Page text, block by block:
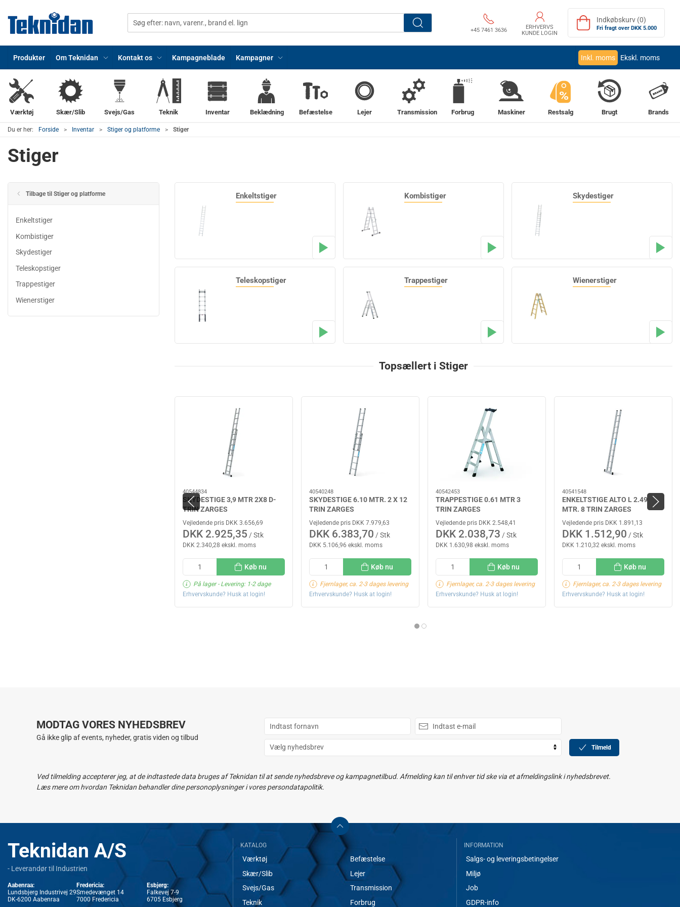
+45 7461 3636
ERHVERVS
KUNDE LOGIN
Indkøbskurv (0)
Fri fragt over DKK 5.000
Produkter Om Teknidan Kontakt os Kampagneblade Kampagner Inkl. moms Ekskl. moms
Værktøj Skær/Slib Svejs/Gas Teknik Inventar Beklædning Befæstelse Lejer Transmission Forbrug Maskiner
%
Restsalg Brugt Brands
Du er her: Forside Inventar Stiger og platforme Stiger
Stiger
Tilbage til Stiger og platforme
Enkeltstiger
Kombistiger
Skydestiger
Teleskopstiger
Trappestiger
Wienerstiger
Enkeltstiger Kombistiger Skydestiger
Teleskopstiger Trappestiger Wienerstiger
Topsællert i Stiger
40544834
SKYDESTIGE 3,9 MTR 2X8 D-
TRIN ZARGES
Vejledende pris DKK 3.656,69
DKK 2.925,35 / Stk
DKK 2.340,28 ekskl. moms
Køb nu
På lager- Levering: 1-2 dage
Erhvervskunde? Husk at login!
40540248
SKYDESTIGE 6.10 MTR. 2 X 12
TRIN ZARGES
Vejledende pris DKK 7.979,63
DKK 6.383,70 / Stk
DKK 5.106,96 ekskl. moms
Køb nu
Fjernlager, ca. 2-3 dages levering
Erhvervskunde? Husk at login!
40542453
TRAPPESTIGE 0.61 MTR 3
TRIN ZARGES
Vejledende pris DKK 2.548,41
DKK 2.038,73 / Stk
DKK 1.630,98 ekskl. moms
Køb nu
Fjernlager, ca. 2-3 dages levering
Erhvervskunde? Husk at login!
40541548
ENKELTSTIGE ALTO L 2.49
MTR. 8 TRIN ZARGES
Vejledende pris DKK 1.891,13
DKK 1.512,90 / Stk
DKK 1.210,32 ekskl. moms
Køb nu
Fjernlager, ca. 2-3 dages levering
Erhvervskunde? Husk at login!
MODTAG VORES NYHEDSBREV
Gå ikke glip af events, nyheder, gratis viden og tilbud
Tilmeld
Ved tilmelding accepterer jeg, at de indtastede data bruges af Teknidan til at sende nyhedsbreve og kampagnetilbud. Afmelding kan til enhver tid ske via et afmeldingslink i nyhedsbrevet.
Læs mere om hvordan Teknidan behandler dine personoplysninger i vores persondatapolitik.
Teknidan A/S
- Leverandør til Industrien
Aabenraa:
Lundsbjerg Industrivej 29
DK-6200 Aabenraa
Fredericia:
Smedevænget 14
7000 Fredericia
Esbjerg:
Falkevej 7-9
6705 Esbjerg
KATALOG
Værktøj
Skær/Slib
Svejs/Gas
Teknik
Befæstelse
Lejer
Transmission
Forbrug
INFORMATION
Salgs- og leveringsbetingelser
Miljø
Job
GDPR-info